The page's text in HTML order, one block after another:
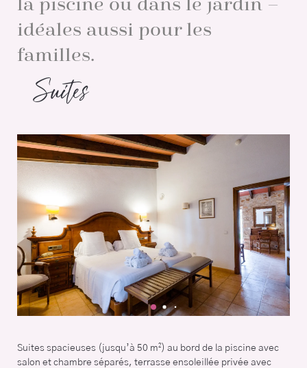
la piscine ou dans le jardin –
idéales aussi pour les
familles.
Suites
Suites spacieuses (jusqu’à 50 m²) au bord de la piscine avec
salon et chambre séparés, terrasse ensoleillée privée avec